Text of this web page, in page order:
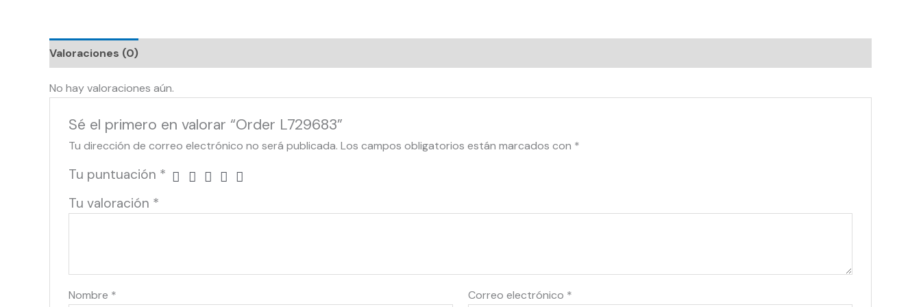
Valoraciones (0)
No hay valoraciones aún.
Sé el primero en valorar “Order L729683”
Tu dirección de correo electrónico no será publicada. Los campos obligatorios están marcados con *
Tu puntuación *
Tu valoración *
Nombre * Correo electrónico *